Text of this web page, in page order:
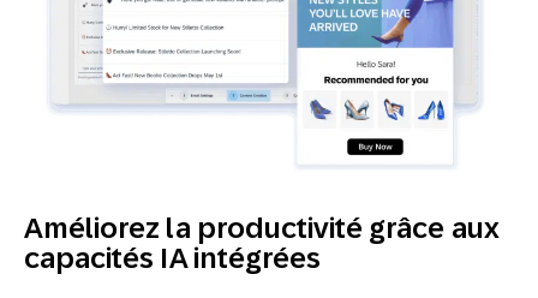
Améliorez la productivité grâce aux
capacités IA intégrées